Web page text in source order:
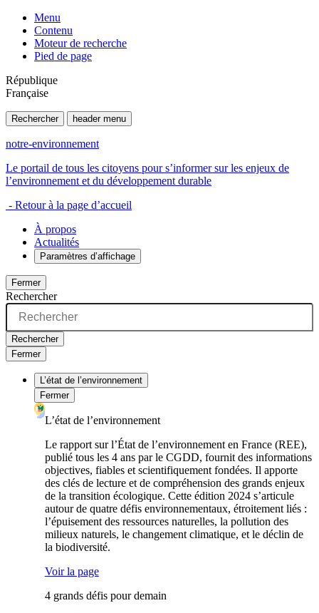
Menu
Contenu
Moteur de recherche
Pied de page
République
Française
Rechercher header menu
notre-environnement
Le portail de tous les citoyens pour s’informer sur les enjeux de
l’environnement et du développement durable
- Retour à la page d’accueil
À propos
Actualités
Paramètres d’affichage
Fermer
Rechercher
Rechercher
Fermer
L’état de l’environnement
Fermer
L’état de l’environnement
Le rapport sur l’État de l’environnement en France (REE),
publié tous les 4 ans par le CGDD, fournit des informations
objectives, fiables et scientifiquement fondées. Il apporte
des clés de lecture et de compréhension des grands enjeux
de la transition écologique. Cette édition 2024 s’articule
autour de quatre défis environnementaux, étroitement liés :
l’épuisement des ressources naturelles, la pollution des
milieux naturels, le changement climatique, et le déclin de
la biodiversité.
Voir la page
4 grands défis pour demain